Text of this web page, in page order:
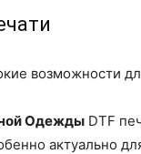
возможности
Одежды DTF
актуально